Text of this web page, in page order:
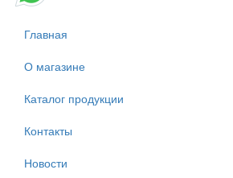
Главная
О магазине
Каталог продукции
Контакты
Новости